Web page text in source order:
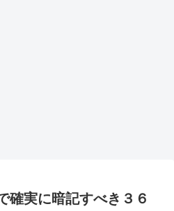
確実に暗記すべき３６